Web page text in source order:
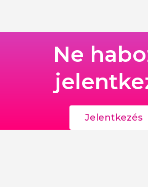
Ne
Jelentkezés